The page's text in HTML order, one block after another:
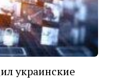
украинские